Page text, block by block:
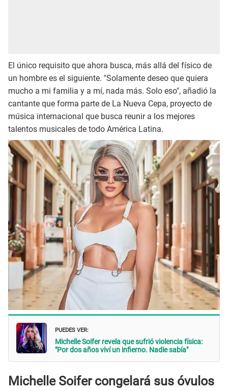
El único requisito que ahora busca, más allá del físico de
un hombre es el siguiente. "Solamente deseo que quiera
mucho a mi familia y a mí, nada más. Solo eso", añadió la
cantante que forma parte de La Nueva Cepa, proyecto de
música internacional que busca reunir a los mejores
talentos musicales de todo América Latina.
PUEDES VER:
Michelle Soifer revela que sufrió violencia física:
"Por dos años viví un infierno. Nadie sabía"
Michelle Soifer congelará sus óvulos